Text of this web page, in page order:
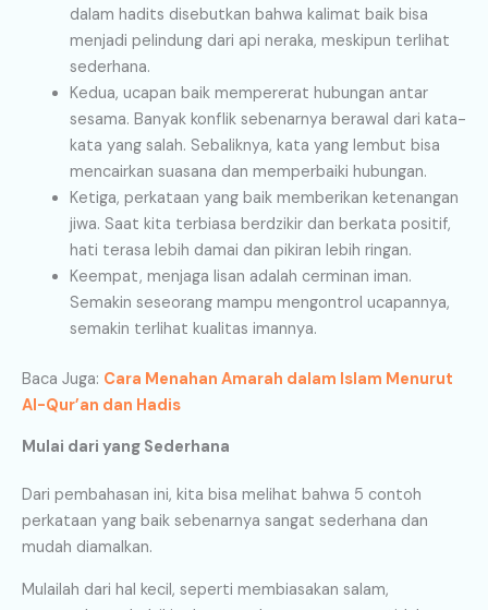
dalam hadits disebutkan bahwa kalimat baik bisa
menjadi pelindung dari api neraka, meskipun terlihat
sederhana.
Kedua, ucapan baik mempererat hubungan antar
sesama. Banyak konflik sebenarnya berawal dari kata-
kata yang salah. Sebaliknya, kata yang lembut bisa
mencairkan suasana dan memperbaiki hubungan.
Ketiga, perkataan yang baik memberikan ketenangan
jiwa. Saat kita terbiasa berdzikir dan berkata positif,
hati terasa lebih damai dan pikiran lebih ringan.
Keempat, menjaga lisan adalah cerminan iman.
Semakin seseorang mampu mengontrol ucapannya,
semakin terlihat kualitas imannya.
Baca Juga: Cara Menahan Amarah dalam Islam Menurut
Al-Qur’an dan Hadis
Mulai dari yang Sederhana
Dari pembahasan ini, kita bisa melihat bahwa 5 contoh
perkataan yang baik sebenarnya sangat sederhana dan
mudah diamalkan.
Mulailah dari hal kecil, seperti membiasakan salam,